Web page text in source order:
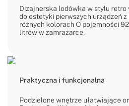
Dizajnerska lodówka w stylu retro
do estetyki pierwszych urządzeń
różnych kolorach O pojemności
litrów w zamrażarce.
Praktyczna i funkcjonalna
Podzielone wnętrze ułatwiające